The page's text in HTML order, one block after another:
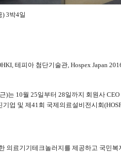
) 3박4일
테피아 첨단기술관, Hospex Japan
)는 10월 25일부터 28일까지 회원사 CEO
기업 및 제41회 국제의료설비전시회
의료기기테크놀러지를 제공하고 국민